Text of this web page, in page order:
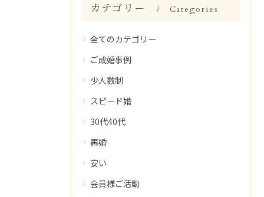
カテゴリー Categories
全てのカテゴリー
ご成婚事例
少人数制
スピード婚
30代40代
再婚
安い
会員様ご活動